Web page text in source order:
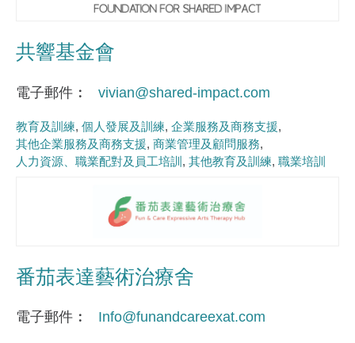
共響基金會
電子郵件 vivian@shared-impact.com
教育及訓練 個人發展及訓練 企業服務及商務支援
其他企業服務及商務支援 商業管理及顧問服務
人力資源、職業配對及員工培訓
其他教育及訓練 職業培訓
番茄表達藝術治療舍
電子郵件 Info@funandcareexat.com